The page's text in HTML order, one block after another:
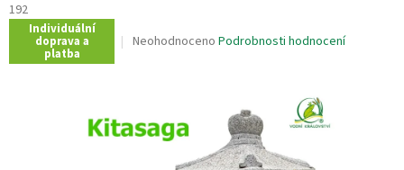
192
Individuální
doprava a
platba
Průměrné
z
5
hvězdiček.
Neohodnoceno Podrobnosti hodnocení